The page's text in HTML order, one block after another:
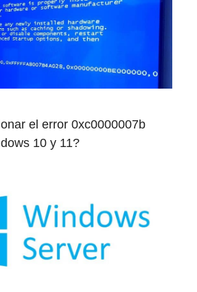
el error 0xc0000007b
10 y 11?